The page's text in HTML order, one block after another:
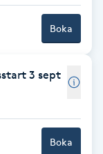
Boka
3 sept
Boka